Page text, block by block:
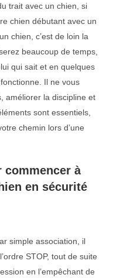
trait avec un chien, si
chien débutant avec un
chien, c’est de loin la
beaucoup de temps,
qui sait et en quelques
Il ne vous
améliorer la discipline et
sont essentiels,
chemin lors d’une
commencer à
en sécurité
simple association, il
STOP, tout de suite
en l’empêchant de